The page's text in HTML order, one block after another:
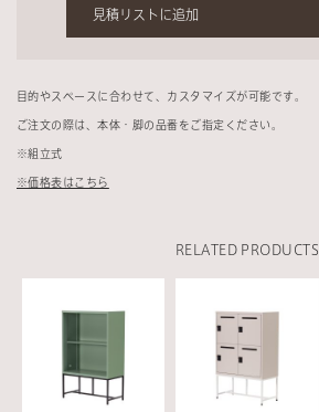
見積リストに追加
目的やスペースに合わせて、カスタマイズが可能です。
ご注文の際は、本体・脚の品番をご指定ください。
※組立式
※価格表はこちら
RELATED PRODUCTS